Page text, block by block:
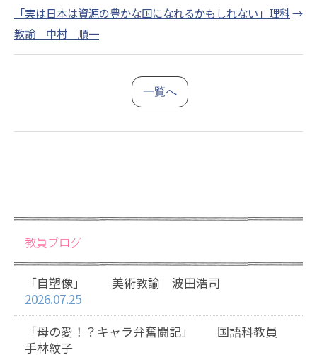
「実は日本は資源の豊かな国になれるかもしれない」理科
教諭 中村 順一
→
一覧へ
教員ブログ
「自塑像」 美術教諭 波田浩司
2026.07.25
「母の愛！？キャラ弁奮闘記」 国語科教員
手林紋子